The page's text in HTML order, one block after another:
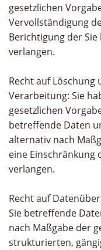
gesetzlichen
Vervollständigung
Berichtigung der
verlangen.
Recht auf Löschung
Verarbeitung: Sie
gesetzlichen
betreffende Daten
alternativ nach
eine Einschränkung
verlangen.
Recht auf
Sie betreffende
nach Maßgabe der
strukturierten,